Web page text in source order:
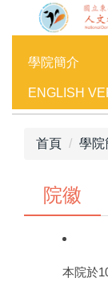
容
學院簡介
ENGLISH
首頁 學院
院徽
本院於